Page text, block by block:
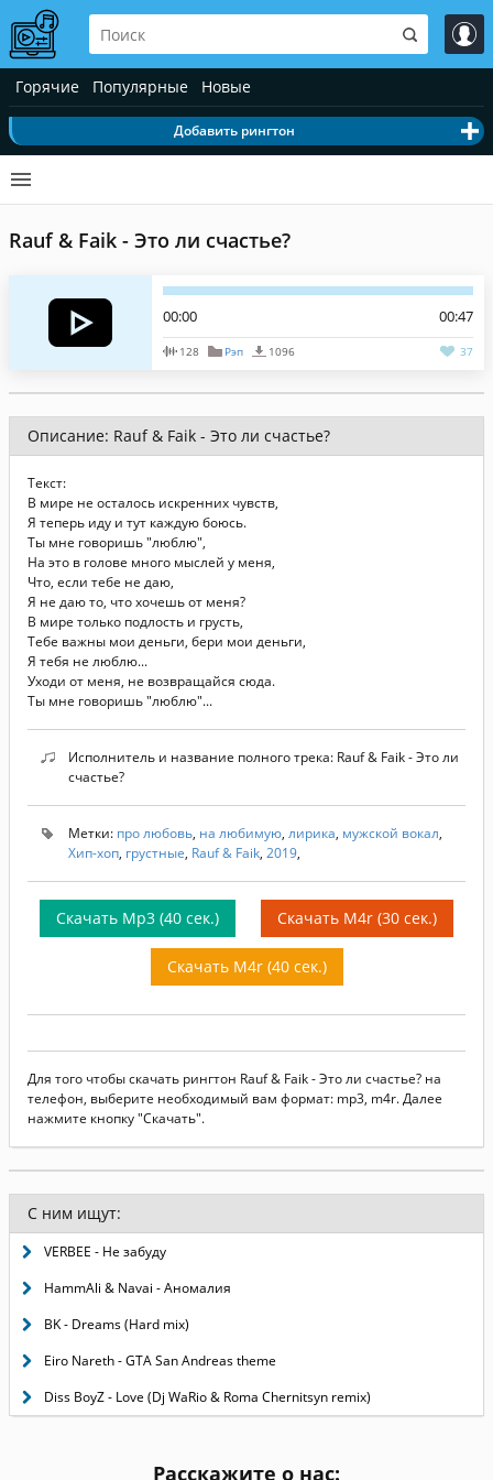
Горячие Популярные Новые
Добавить рингтон
Rauf & Faik - Это ли счастье?
00:00 00:47
128 Рэп 1096 37
Описание: Rauf & Faik - Это ли счастье?
Текст:
В мире не осталось искренних чувств,
Я теперь иду и тут каждую боюсь.
Ты мне говоришь "люблю",
На это в голове много мыслей у меня,
Что, если тебе не даю,
Я не даю то, что хочешь от меня?
В мире только подлость и грусть,
Тебе важны мои деньги, бери мои деньги,
Я тебя не люблю...
Уходи от меня, не возвращайся сюда.
Ты мне говоришь "люблю"...
Исполнитель и название полного трека: Rauf & Faik - Это ли
счастье?
Метки: про любовь, на любимую, лирика, мужской вокал,
Хип-хоп, грустные, Rauf & Faik, 2019,
Скачать Mp3 (40 сек.) Скачать M4r (30 сек.)
Скачать M4r (40 сек.)
Для того чтобы скачать рингтон Rauf & Faik - Это ли счастье? на
телефон, выберите необходимый вам формат: mp3, m4r. Далее
нажмите кнопку "Скачать".
С ним ищут:
VERBEE - Не забуду
HammAli & Navai - Аномалия
BK - Dreams (Hard mix)
Eiro Nareth - GTA San Andreas theme
Diss BoyZ - Love (Dj WaRio & Roma Chernitsyn remix)
Расскажите о нас: